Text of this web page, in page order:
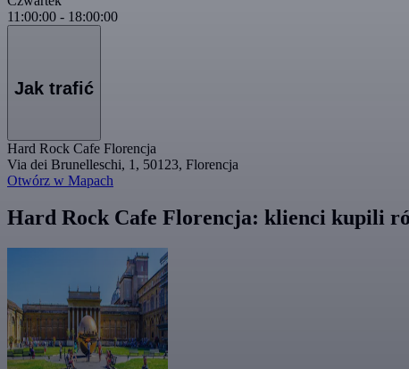
11:00:00 - 18:00:00
Jak trafić
Hard Rock Cafe Florencja
Via dei Brunelleschi, 1, 50123, Florencja
Otwórz w Mapach
Hard Rock Cafe Florencja: klienci kupili